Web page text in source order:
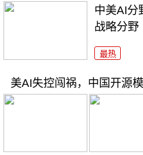
中美AI分
战略分野
最热
美AI失控闯祸，中国开源